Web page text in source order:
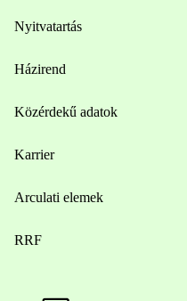
Nyitvatartás
Házirend
Közérdekű adatok
Karrier
Arculati elemek
RRF